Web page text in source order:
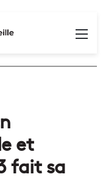
et
fait sa